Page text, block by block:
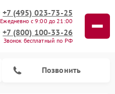
+7 (495) 023-73-25
Ежедневно с 9:00 до 21:00
+7 (800) 100-33-26
Звонок бесплатный по РФ
Позвонить